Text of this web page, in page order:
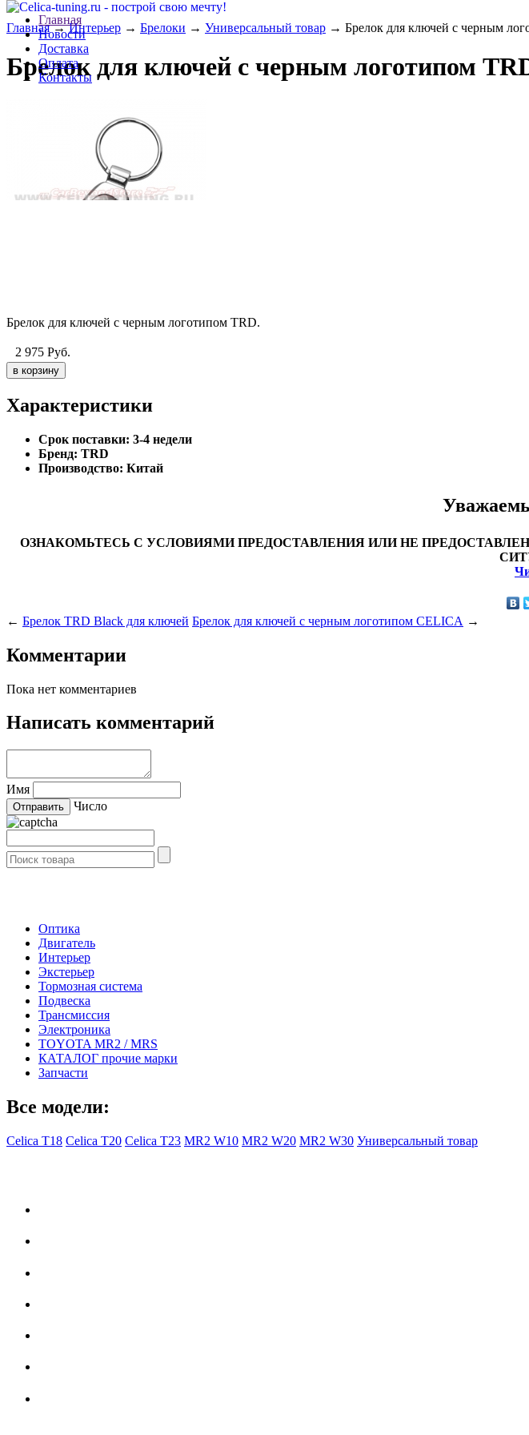
Главная
Новости
Доставка
Оплата
Контакты
Главная→Интерьер → Брелоки → Универсальный товар → Брелок для ключей с черным
Брелок для ключей с черным логотипом
Брелок для ключей с черным логотипом TRD.
2 975 Руб.
Характеристики
Cрок поставки: 3-4 недели
Бренд: TRD
Производство: Китай
ОЗНАКОМЬТЕСЬ С УСЛОВИЯМИ ПРЕДОСТАВЛЕНИЯ ИЛИ НЕ
← Брелок TRD Black для ключей Брелок для ключей с черным логотипом CELICA →
Комментарии
Пока нет комментариев
Написать комментарий
Имя
Число
Оптика
Двигатель
Интерьер
Экстерьер
Тормозная система
Подвеска
Трансмиссия
Электроника
TOYOTA MR2 / MRS
КАТАЛОГ прочие марки
Запчасти
Все модели:
Celica T18 Celica T20 Celica T23 MR2 W10 MR2 W20 MR2 W30 Универсальный товар